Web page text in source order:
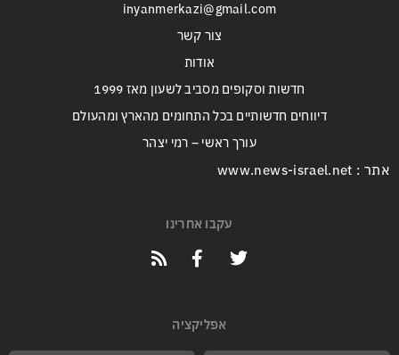
inyanmerkazi@gmail.com
צור קשר
אודות
חדשות וסקופים מסביב לשעון מאז 1999
דיווחים חדשותיים בכל התחומים מהארץ ומהעולם
עורך ראשי – רמי יצהר
אתר : www.news-israel.net
עקבו אחרינו
אפליקציה